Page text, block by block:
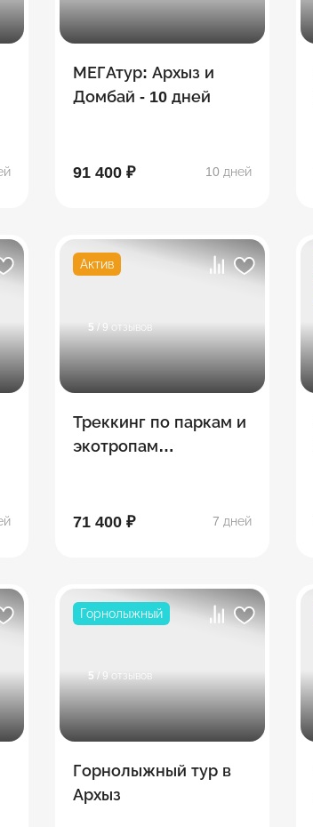
МЕГАтур: Архыз и
Домбай - 10 дней
91 400 ₽ 10 дней
Актив
5 / 9 отзывов
Треккинг по паркам и
экотропам
71 400 ₽
7 дней
Горнолыжный
5 / 9 отзывов
Горнолыжный тур в
Архыз